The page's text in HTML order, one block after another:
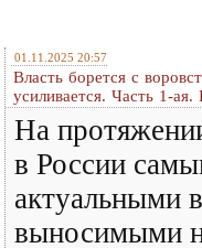
01.11.2025 20:57
Власть борется с
усиливается. Часть 1-ая.
На
в России
актуальными
выносимыми